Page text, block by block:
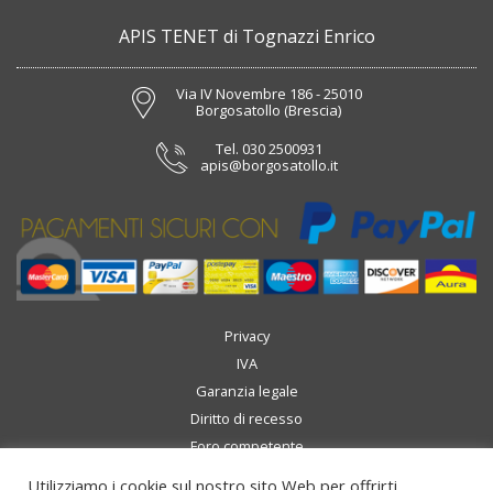
APIS TENET di Tognazzi Enrico
Via IV Novembre 186 - 25010
Borgosatollo (Brescia)
Tel. 030 2500931
apis@borgosatollo.it
Privacy
IVA
Garanzia legale
Diritto di recesso
Foro competente
Utilizziamo i cookie sul nostro sito Web per offrirti